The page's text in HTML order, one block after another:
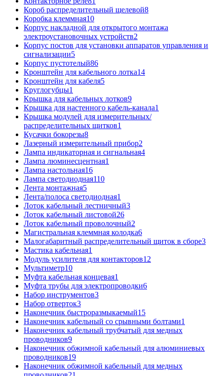
Короб распределительный щелевой8
Коробка клеммная10
Корпус накладной для открытого монтажа
электроустановочных устройств2
Корпус постов для установки аппаратов управления и
сигнализации5
Корпус пустотелый86
Кронштейн для кабельного лотка14
Кронштейн для кабеля5
Круглогубцы1
Крышка для кабельных лотков9
Крышка для настенного кабель-канала1
Крышка модулей для измерительных/
распределительных щитков1
Кусачки бокорезы8
Лазерный измерительный прибор2
Лампа индикаторная и сигнальная4
Лампа люминесцентная1
Лампа настольная16
Лампа светодиодная110
Лента монтажная5
Лента/полоса светодиодная1
Лоток кабельный лестничный3
Лоток кабельный листовой26
Лоток кабельный проволочный2
Магистральная клеммная колодка6
Малогабаритный распределительный щиток в сборе3
Мастика кабельная1
Модуль усилителя для контакторов12
Мультиметр10
Муфта кабельная концевая1
Муфта трубы для электропроводки6
Набор инструментов3
Набор отверток3
Наконечник быстроразмыкаемый15
Наконечник кабельный со срывными болтами1
Наконечник кабельный трубчатый для медных
проводников9
Наконечник обжимной кабельный для алюминиевых
проводников19
Наконечник обжимной кабельный для медных